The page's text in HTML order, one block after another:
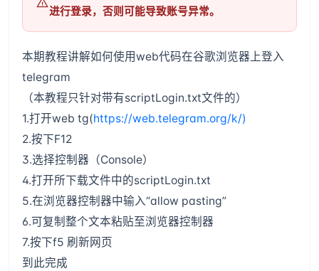
进行登录，否则可能导致账号异常。
本期教程讲解如何使用web代码在谷歌浏览器上登入
telegram
（本教程只针对带有scriptLogin.txt文件的）
1.打开web tg(https://web.telegram.org/k/)
2.按下F12
3.选择控制器（Console）
4.打开所下载文件中的scriptLogin.txt
5.在浏览器控制器中输入“allow pasting”
6.可复制整个文本粘贴至浏览器控制器
7.按下f5 刷新网页
到此完成